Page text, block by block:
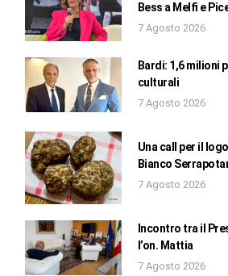
Bess a Melfi e
7 Agosto 2026
Bardi: 1,6 milioni
culturali
7 Agosto 2026
Una call per il
Bianco
7 Agosto 2026
Incontro tra il
l’on. Mattia
7 Agosto 2026